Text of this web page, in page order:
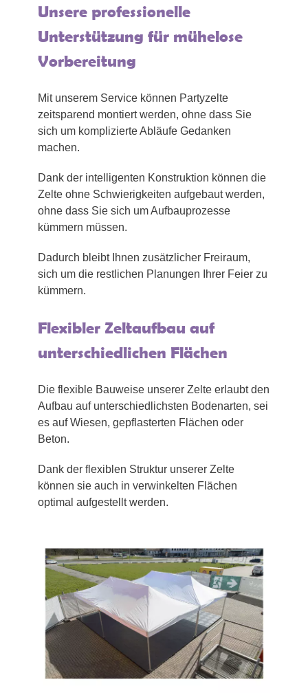
Unsere professionelle
Unterstützung für mühelose
Vorbereitung
Mit unserem Service können Partyzelte
zeitsparend montiert werden, ohne dass Sie
sich um komplizierte Abläufe Gedanken
machen.
Dank der intelligenten Konstruktion können die
Zelte ohne Schwierigkeiten aufgebaut werden,
ohne dass Sie sich um Aufbauprozesse
kümmern müssen.
Dadurch bleibt Ihnen zusätzlicher Freiraum,
sich um die restlichen Planungen Ihrer Feier zu
kümmern.
Flexibler Zeltaufbau auf
unterschiedlichen Flächen
Die flexible Bauweise unserer Zelte erlaubt den
Aufbau auf unterschiedlichsten Bodenarten, sei
es auf Wiesen, gepflasterten Flächen oder
Beton.
Dank der flexiblen Struktur unserer Zelte
können sie auch in verwinkelten Flächen
optimal aufgestellt werden.